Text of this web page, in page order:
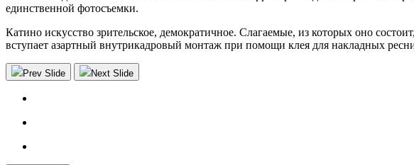
единственной фотосъемки.
Катино искусство зрительское, демократичное. Слагаемые, из которых оно
вступает азартный внутрикадровый монтаж при помощи клея для накладных
Prev Slide Next Slide